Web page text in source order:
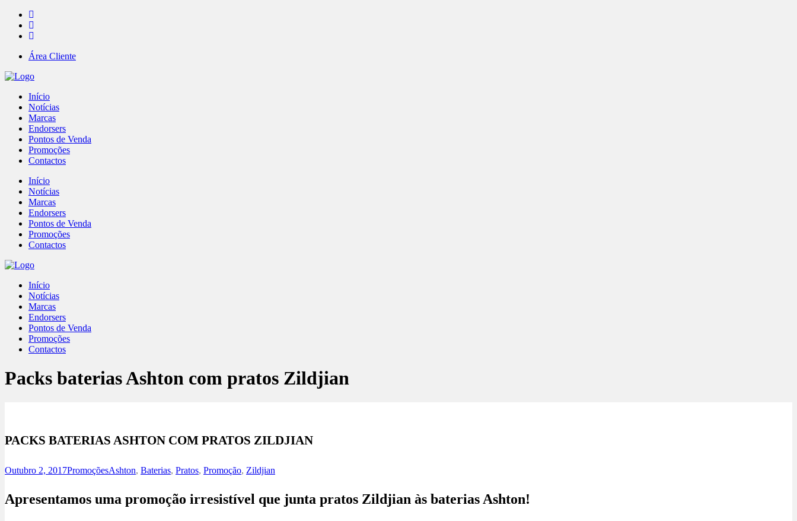
Área Cliente
Início
Notícias
Marcas
Endorsers
Pontos de Venda
Promoções
Contactos
Início
Notícias
Marcas
Endorsers
Pontos de Venda
Promoções
Contactos
Início
Notícias
Marcas
Endorsers
Pontos de Venda
Promoções
Contactos
Packs baterias Ashton com pratos Zildjian
PACKS BATERIAS ASHTON COM PRATOS ZILDJIAN
Outubro 2, 2017PromoçõesAshton, Baterias, Pratos, Promoção, Zildjian
Apresentamos uma promoção irresistível que junta pratos Zildjian às baterias Ashton!